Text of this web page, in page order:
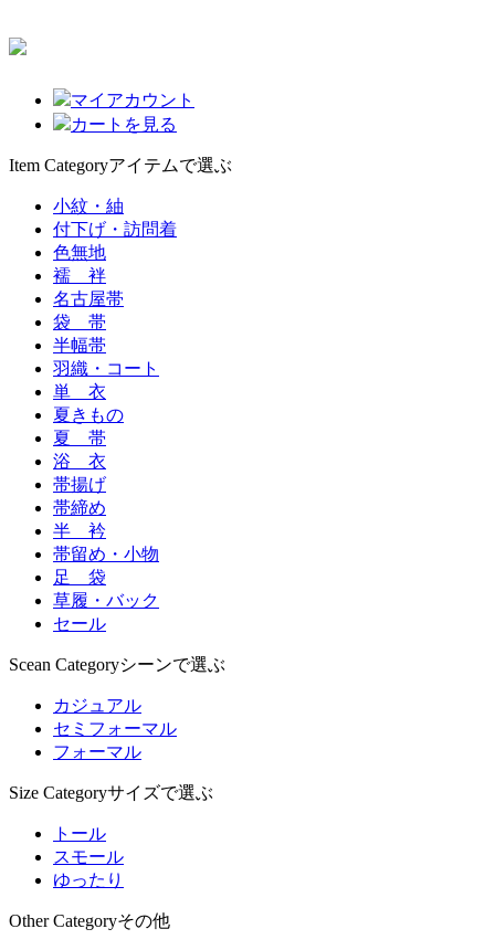
マイアカウント
カートを見る
Item Categoryアイテムで選ぶ
小紋・紬
付下げ・訪問着
色無地
襦 袢
名古屋帯
袋 帯
半幅帯
羽織・コート
単 衣
夏きもの
夏 帯
浴 衣
帯揚げ
帯締め
半 衿
帯留め・小物
足 袋
草履・バック
セール
Scean Categoryシーンで選ぶ
カジュアル
セミフォーマル
フォーマル
Size Categoryサイズで選ぶ
トール
スモール
ゆったり
Other Categoryその他